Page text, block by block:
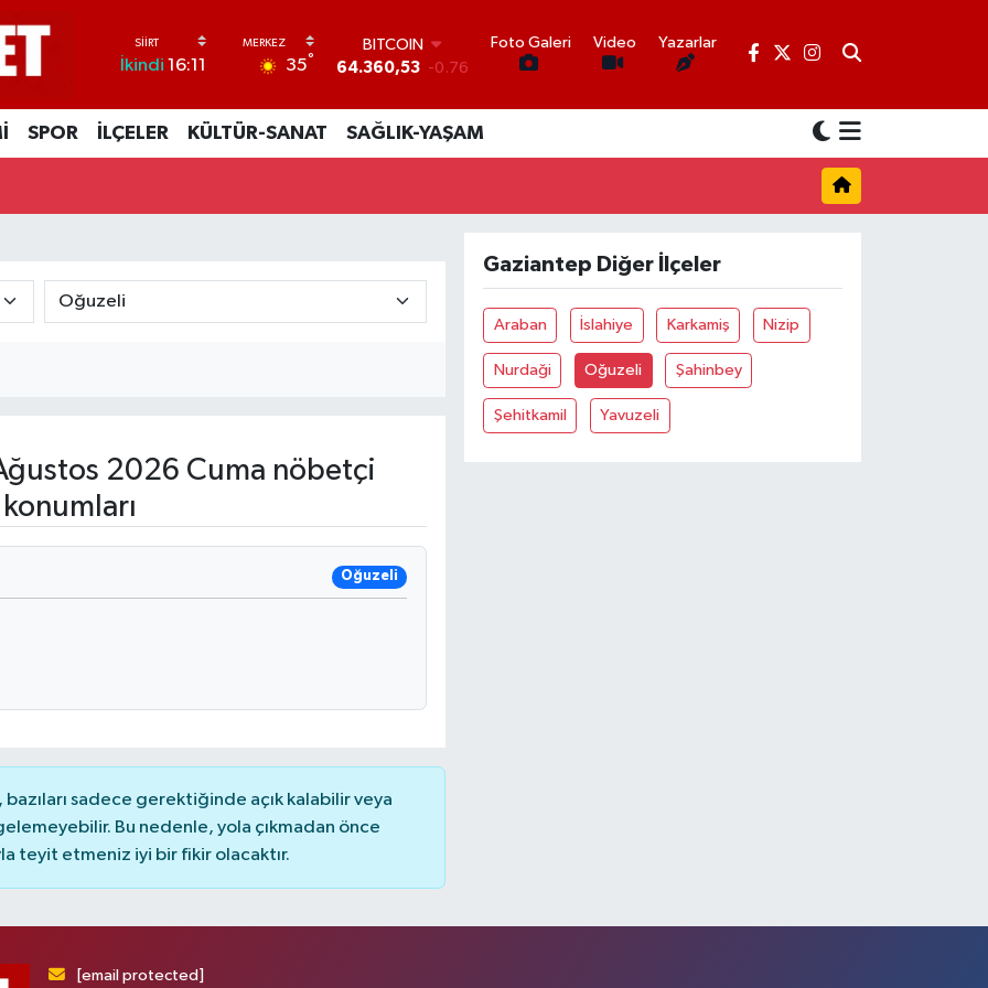
İkindi 16:11 35°
BITCOIN
64.360,53 -0.76
47,7069 0.17
EURO
55,0265 0.01
13.887
Foto Galeri Video Yazarlar
SPOR İLÇELER KÜLTÜR-SANAT SAĞLIK-YAŞAM
2026 Cuma nöbetçi
Oğuzeli
sadece gerektiğinde açık kalabilir veya
Bu nedenle, yola çıkmadan önce
teyit etmeniz iyi bir fikir olacaktır.
Gaziantep Diğer İlçeler
Araban İslahiye Karkamiş Nizip
Nurdaği Oğuzeli Şahinbey
Şehitkamil Yavuzeli
[email protected]